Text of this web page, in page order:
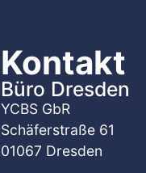
Kontakt
Büro Dresden
YCBS GbR
Schäferstraße 61
01067 Dresden